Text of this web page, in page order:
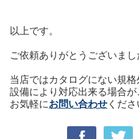
以上です。
ご依頼ありがとうございま
当店ではカタログにない規
設備により対応出来る場合が
お気軽にお問い合わせ くださ